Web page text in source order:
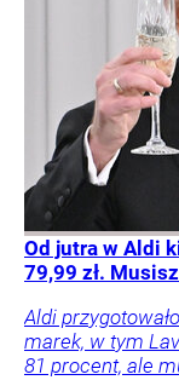
Od jutra w Aldi
79,99 zł.
Aldi
marek, w tym
81 procent, ale